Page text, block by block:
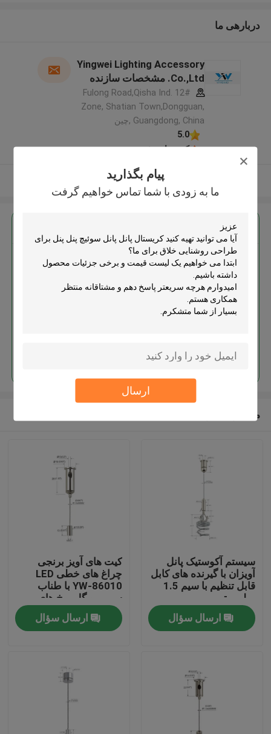
پیام بگذارید
ما به زودی با شما تماس خواهیم گرفت
ارسال
دربارهی ما
Yingwei Lighting Accessory
Co.,Ltd. مشخصات سازنده
12# Fulong Road,Qisha Ind.
Zone, Shatian Town,Dongguan,
Guangdong, China ,چین
5.0
کننده تایید شده
بیشتر ببینید
کریستال پانل پانل سوئیچ پنل پنل
ادامه هید
محصولات توصیه شده
سیستم آکوستیک پانل
آویزان با گیرنده های کابل
قابل تنظیم با سیم 1.5
میلی متر
ارسال سؤال
کیت های آویز برنجی
چراغ های خطی LED
YW-86010 با طناب
سیمی و گل میخ های
آویزان
ارسال سؤال